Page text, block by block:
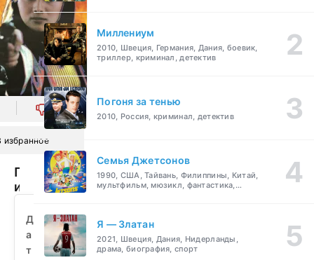
0
избранное
При
исполнении
Тайный
арсенал
(1991)
Д
а
т
Миллениум
2010, Швеция, Германия, Дания, боевик,
триллер, криминал, детектив
Погоня за тенью
2010, Россия, криминал, детектив
Семья Джетсонов
1990, США, Тайвань, Филиппины, Китай,
мультфильм, мюзикл, фантастика,
Я — Златан
2021, Швеция, Дания, Нидерланды,
драма, биография, спорт